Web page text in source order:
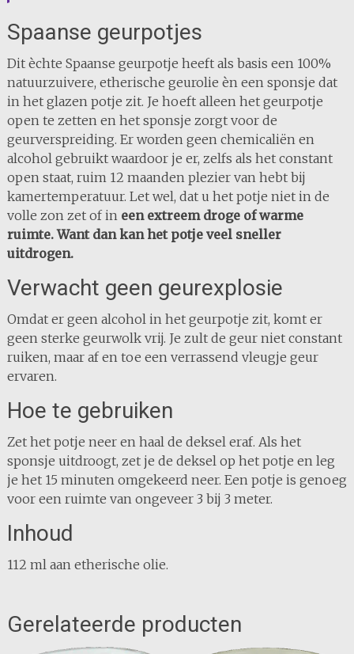
Spaanse geurpotjes
Dit èchte Spaanse geurpotje heeft als basis een 100%
natuurzuivere, etherische geurolie èn een sponsje dat
in het glazen potje zit. Je hoeft alleen het geurpotje
open te zetten en het sponsje zorgt voor de
geurverspreiding. Er worden geen chemicaliën en
alcohol gebruikt waardoor je er, zelfs als het constant
open staat, ruim 12 maanden plezier van hebt bij
kamertemperatuur. Let wel, dat u het potje niet in de
volle zon zet of in een extreem droge of warme
ruimte. Want dan kan het potje veel sneller
uitdrogen.
Verwacht geen geurexplosie
Omdat er geen alcohol in het geurpotje zit, komt er
geen sterke geurwolk vrij. Je zult de geur niet constant
ruiken, maar af en toe een verrassend vleugje geur
ervaren.
Hoe te gebruiken
Zet het potje neer en haal de deksel eraf. Als het
sponsje uitdroogt, zet je de deksel op het potje en leg
je het 15 minuten omgekeerd neer. Een potje is genoeg
voor een ruimte van ongeveer 3 bij 3 meter.
Inhoud
112 ml aan etherische olie.
Gerelateerde producten